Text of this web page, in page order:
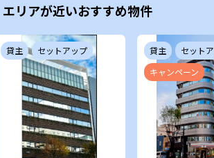
リアが近いおすすめ物件
貸主 セットアップ 貸主
セット
キャンペーン